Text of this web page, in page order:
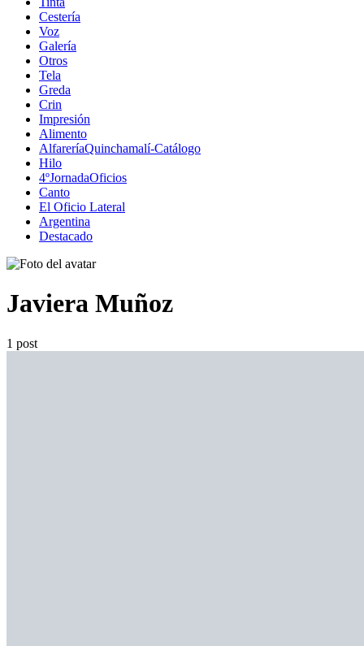
Cestería
Voz
Galería
Otros
Tela
Greda
Crin
Impresión
Alimento
AlfareríaQuinchamalí-Catálogo
Hilo
4ºJornadaOficios
Canto
El Oficio Lateral
Argentina
Destacado
Javiera Muñoz
1 post